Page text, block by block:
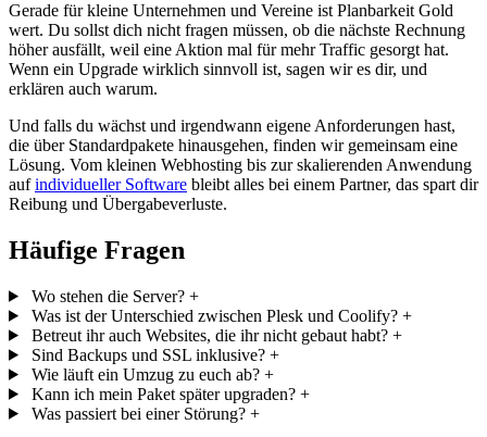
Gerade für kleine Unternehmen und Vereine ist Planbarkeit Gold
wert. Du sollst dich nicht fragen müssen, ob die nächste Rechnung
höher ausfällt, weil eine Aktion mal für mehr Traffic gesorgt hat.
Wenn ein Upgrade wirklich sinnvoll ist, sagen wir es dir, und
erklären auch warum.
Und falls du wächst und irgendwann eigene Anforderungen hast,
die über Standardpakete hinausgehen, finden wir gemeinsam eine
Lösung. Vom kleinen Webhosting bis zur skalierenden Anwendung
aufindividueller Software bleibt alles bei einem Partner, das spart dir
Reibung und Übergabeverluste.
Häufige Fragen
Wo stehen die Server? +
Was ist der Unterschied zwischen Plesk und Coolify? +
Betreut ihr auch Websites, die ihr nicht gebaut habt? +
Sind Backups und SSL inklusive? +
Wie läuft ein Umzug zu euch ab? +
Kann ich mein Paket später upgraden? +
Was passiert bei einer Störung? +